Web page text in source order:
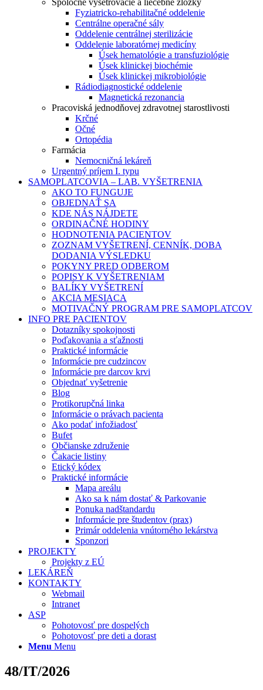
Spoločné vyšetrovacie a liečebne zložky
Fyziatricko-rehabilitačné oddelenie
Centrálne operačné sály
Oddelenie centrálnej sterilizácie
Oddelenie laboratórnej medicíny
Úsek hematológie a transfuziológie
Úsek klinickej biochémie
Úsek klinickej mikrobiológie
Rádiodiagnostické oddelenie
Magnetická rezonancia
Pracoviská jednodňovej zdravotnej starostlivosti
Krčné
Očné
Ortopédia
Farmácia
Nemocničná lekáreň
Urgentný príjem I. typu
SAMOPLATCOVIA – LAB. VYŠETRENIA
AKO TO FUNGUJE
OBJEDNAŤ SA
KDE NÁS NÁJDETE
ORDINAČNÉ HODINY
HODNOTENIA PACIENTOV
ZOZNAM VYŠETRENÍ, CENNÍK, DOBA
DODANIA VÝSLEDKU
POKYNY PRED ODBEROM
POPISY K VYŠETRENIAM
BALÍKY VYŠETRENÍ
AKCIA MESIACA
MOTIVAČNÝ PROGRAM PRE SAMOPLATCOV
INFO PRE PACIENTOV
Dotazníky spokojnosti
Poďakovania a sťažnosti
Praktické informácie
Informácie pre cudzincov
Informácie pre darcov krvi
Objednať vyšetrenie
Blog
Protikorupčná linka
Informácie o právach pacienta
Ako podať infožiadosť
Bufet
Občianske združenie
Čakacie listiny
Etický kódex
Praktické informácie
Mapa areálu
Ako sa k nám dostať & Parkovanie
Ponuka nadštandardu
Informácie pre študentov (prax)
Primár oddelenia vnútorného lekárstva
Sponzori
PROJEKTY
Projekty z EÚ
LEKÁREŇ
KONTAKTY
Webmail
Intranet
ASP
Pohotovosť pre dospelých
Pohotovosť pre deti a dorast
Menu Menu
48/IT/2026